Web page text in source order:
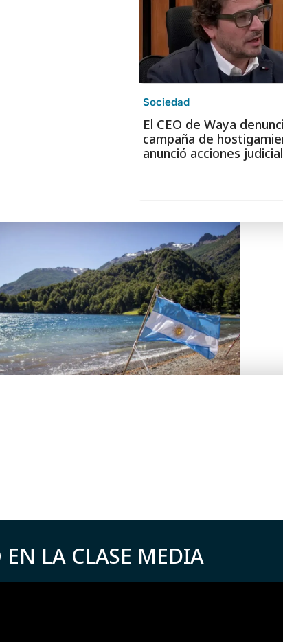
Sociedad
El CEO de Waya
campaña de
anunció acciones
LA CLASE MEDIA